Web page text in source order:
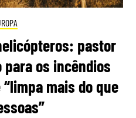
pastor
para os incêndios
mais do que